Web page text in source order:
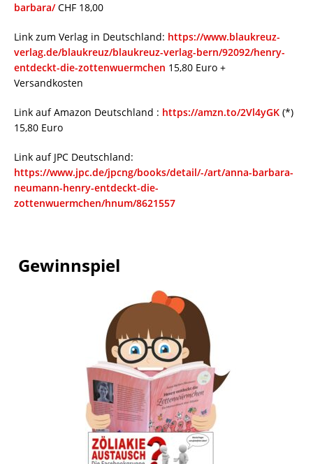
barbara/CHF 18,00
Link zum Verlag in Deutschland: https://www.blaukreuz-
verlag.de/blaukreuz/blaukreuz-verlag-bern/92092/henry-
entdeckt-die-zottenwuermchen 15,80 Euro +
Versandkosten
Link auf Amazon Deutschland : https://amzn.to/2Vl4yGK (*)
15,80 Euro
Link auf JPC Deutschland:
https://www.jpc.de/jpcng/books/detail/-/art/anna-barbara-
neumann-henry-entdeckt-die-
zottenwuermchen/hnum/8621557
Gewinnspiel